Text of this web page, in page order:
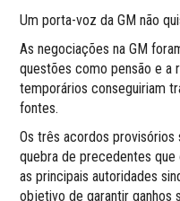
Um porta-voz da GM não
As negociações na GM
questões como pensão e a
temporários conseguiriam
fontes.
Os três acordos provisórios
quebra de precedentes que
as principais autoridades
objetivo de garantir ganhos